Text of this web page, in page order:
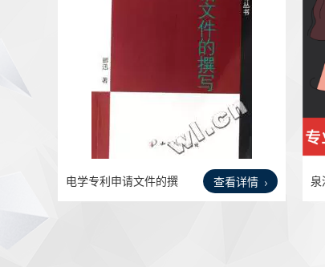
查看详情
电学专利申请文件的撰
写酆
泉